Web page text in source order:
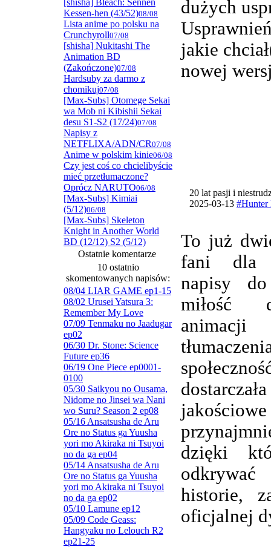
[shisha] Bleach: Sennen
Kessen-hen (43/52)08/08
Lista anime po polsku na
Crunchyroll07/08
[shisha] Nukitashi The
Animation BD
(Zakończone)07/08
Hardsuby za darmo z
chomikuj07/08
[Max-Subs] Otomege Sekai
wa Mob ni Kibishii Sekai
desu S1-S2 (17/24)07/08
Napisy z
NETFLIXA/ADN/CR07/08
Anime w polskim kinie06/08
Czy jest coś co chcielibyście
mieć przetłumaczone?
Oprócz NARUTO06/08
[Max-Subs] Kimiai
(5/12)06/08
[Max-Subs] Skeleton
Knight in Another World
BD (12/12) S2 (5/12)
Ostatnie komentarze
10 ostatnio
skomentowanych napisów:
08/04 LIAR GAME ep1-15
08/02 Urusei Yatsura 3:
Remember My Love
07/09 Tenmaku no Jaadugar
ep02
06/30 Dr. Stone: Science
Future ep36
06/19 One Piece ep0001-
0100
05/30 Saikyou no Ousama,
Nidome no Jinsei wa Nani
wo Suru? Season 2 ep08
05/16 Ansatsusha de Aru
Ore no Status ga Yuusha
yori mo Akiraka ni Tsuyoi
no da ga ep04
05/14 Ansatsusha de Aru
Ore no Status ga Yuusha
yori mo Akiraka ni Tsuyoi
no da ga ep02
05/10 Lamune ep12
05/09 Code Geass:
Hangyaku no Lelouch R2
ep21-25
dużych
jakie
nowej
20 lat pasji i
2025-03-13
To już
fani dla
napisy
miłość
dzięki
historie,
oficjalnej